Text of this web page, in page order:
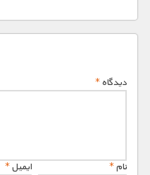
دیدگاه*
نام* ایمیل*